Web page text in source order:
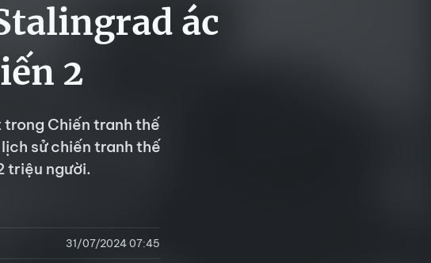
ác
2
Chiến tranh thế
sử chiến tranh thế
triệu người.
31/07/2024 07:45